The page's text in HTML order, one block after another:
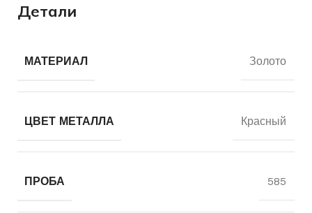
Детали
МАТЕРИАЛ Золото
ЦВЕТ МЕТАЛЛА Красный
ПРОБА 585